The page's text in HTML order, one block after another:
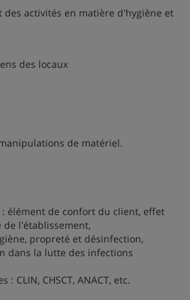
des activités en matière d'hygiène et
des locaux
de matériel.
élément de confort du client, effet
de l'établissement,
propreté et désinfection,
dans la lutte des infections
CLIN, CHSCT, ANACT, etc.